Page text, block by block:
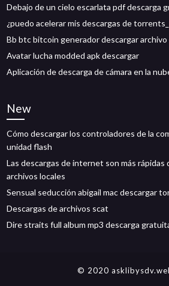
Debajo de un cielo escarlata pdf descarga
¿puedo acelerar mis descargas de torrents_
Bb btc bitcoin generador descargar archivo
Avatar lucha modded apk descargar
Aplicación de descarga de cámara en la
New
Cómo descargar los controladores de la
unidad flash
Las descargas de internet son más
archivos locales
Sensual seducción abigail mac descargar
Descargas de archivos scat
Dire straits full album mp3 descarga
© 2020